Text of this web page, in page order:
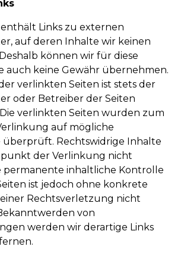
Links zu externen
auf deren Inhalte wir keinen
können wir für diese
auch keine Gewähr übernehmen.
verlinkten Seiten ist stets der
oder Betreiber der Seiten
verlinkten Seiten wurden zum
auf mögliche
überprüft. Rechtswidrige Inhalte
der Verlinkung nicht
permanente inhaltliche Kontrolle
ist jedoch ohne konkrete
Rechtsverletzung nicht
von
werden wir derartige Links